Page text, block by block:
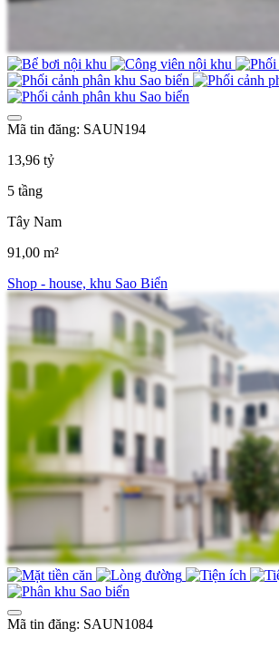
Mã tin đăng: SAUN194
13,96 tỷ
5 tầng
Tây Nam
91,00 m²
Shop - house, khu Sao Biển
Mã tin đăng: SAUN1084